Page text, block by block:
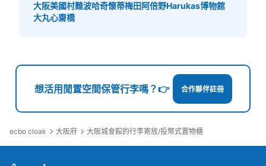
大阪美國村難波哈奇懷蒂梅田阿倍野Harukas博物館
大丸心齋橋
想活用閒置空間保管行李嗎？👉 合作夥伴註冊
ecbo cloak 大阪府 大阪城會館的行李寄放/投幣式置物櫃